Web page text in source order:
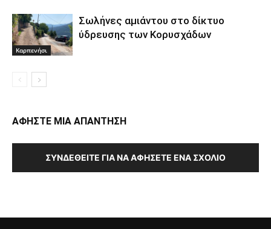
Καρπενήσι
Σωλήνες αμιάντου στο δίκτυο
ύδρευσης των Κορυσχάδων
ΑΦΗΣΤΕ ΜΙΑ ΑΠΑΝΤΗΣΗ
ΣΥΝΔΕΘΕΊΤΕ ΓΙΑ ΝΑ ΑΦΉΣΕΤΕ ΈΝΑ ΣΧΌΛΙΟ